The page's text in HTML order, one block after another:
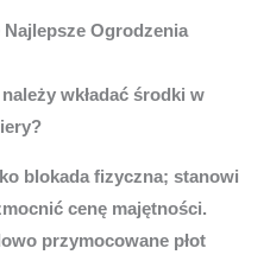
Najlepsze Ogrodzenia
wkładać środki w
blokada fizyczna; stanowi
cenę majętności.
przymocowane płot